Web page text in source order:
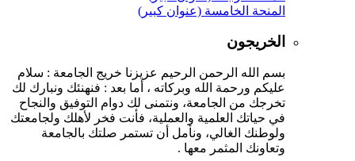
المنحة الخامسة (عنوان كبير)
الخريجون
بسم الله الرحمن الرحيم عزيزنا خريج الجامعة : سلام
عليكم ورحمة الله وبركاته ، أما بعد : فنهنئك ونبارك لك
تخرجك من الجامعة، ونتمنى لك دوام التوفيق والنجاح
في حياتك العلمية والعملية، فأنت فخر لأهلك ولجامعتك
ولوطنك الغالي، ونأمل أن تستمر صلتك بالجامعة
وتعاونك المثمر معها .